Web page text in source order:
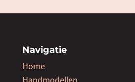
Navigatie
Home